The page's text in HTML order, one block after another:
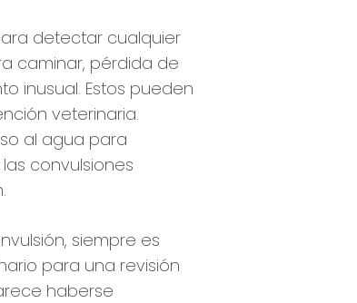
detectar cualquier
caminar, pérdida de
inusual. Estos pueden
veterinaria.
al agua para
convulsiones
siempre es
para una revisión
haberse